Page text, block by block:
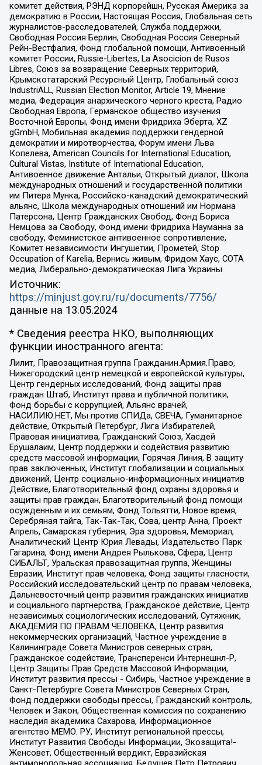
комитет действия, РЭНД корпорейшн, Русская Америка за
демократию в России, Настоящая Россия, Глобальная сеть
журналистов-расследователей, Служба поддержки,
Свободная Россия Берлин, Свободная Россия Северный
Рейн-Вестфалия, Фонд глобальной помощи, Антивоенный
комитет России, Russie-Libertes, La Asocicion de Rusos
Libres, Союз за возвращение Северных территорий,
Крымскотатарский Ресурсный Центр, Глобальный союз
IndustriALL, Russian Election Monitor, Article 19, Мнение
медиа, Федерация анархического черного креста, Радио
Свободная Европа, Германское общество изучения
Восточной Европы, Фонд имени Фридриха Эберта, XZ
gGmbH, Мобильная академия поддержки гендерной
демократии и миротворчества, Форум имени Льва
Копелева, American Councils for International Education,
Cultural Vistas, Institute of International Education,
Антивоенное движение Антальи, Открытый диалог, Школа
международных отношений и государственной политики
им Питера Мунка, Российско-канадский демократический
альянс, Школа международных отношений им Нормана
Патерсона, Центр Гражданских Свобод, Фонд Бориса
Немцова за Свободу, Фонд имени Фридриха Науманна за
свободу, Феминистское антивоенное сопротивление,
Комитет независимости Ингушетии, Прометей, Stop
Occupation of Karelia, Вернись живым, Фридом Хаус, СОТА
медиа, Либерально-демократическая Лига Украины
Источник:
https://minjust.gov.ru/ru/documents/7756/
данные на 13.05.2024
* Сведения реестра НКО, выполняющих
функции иностранного агента:
Лилит, Правозащитная группа Гражданин.Армия.Право,
Нижегородский центр немецкой и европейской культуры,
Центр гендерных исследований, Фонд защиты прав
граждан Штаб, Институт права и публичной политики,
Фонд борьбы с коррупцией, Альянс врачей,
НАСИЛИЮ.НЕТ, Мы против СПИДа, СВЕЧА, Гуманитарное
действие, Открытый Петербург, Лига Избирателей,
Правовая инициатива, Гражданский Союз, Хасдей
Ерушалаим, Центр поддержки и содействия развитию
средств массовой информации, Горячая Линия, В защиту
прав заключенных, Институт глобализации и социальных
движений, Центр социально-информационных инициатив
Действие, Благотворительный фонд охраны здоровья и
защиты прав граждан, Благотворительный фонд помощи
осужденным и их семьям, Фонд Тольятти, Новое время,
Серебряная тайга, Так-Так-Так, Сова, центр Анна, Проект
Апрель, Самарская губерния, Эра здоровья, Мемориал,
Аналитический Центр Юрия Левады, Издательство Парк
Гагарина, Фонд имени Андрея Рылькова, Сфера, Центр
СИБАЛЬТ, Уральская правозащитная группа, Женщины
Евразии, Институт прав человека, Фонд защиты гласности,
Российский исследовательский центр по правам человека,
Дальневосточный центр развития гражданских инициатив
и социального партнерства, Гражданское действие, Центр
независимых социологических исследований, Сутяжник,
АКАДЕМИЯ ПО ПРАВАМ ЧЕЛОВЕКА, Центр развития
некоммерческих организаций, Частное учреждение в
Калининграде Совета Министров северных стран,
Гражданское содействие, Трансперенси Интернешнл-Р,
Центр Защиты Прав Средств Массовой Информации,
Институт развития прессы - Сибирь, Частное учреждение в
Санкт-Петербурге Совета Министров Северных Стран,
Фонд поддержки свободы прессы, Гражданский контроль,
Человек и Закон, Общественная комиссия по сохранению
наследия академика Сахарова, Информационное
агентство МЕМО. РУ, Институт региональной прессы,
Институт Развития Свободы Информации, Экозащита!-
Женсовет, Общественный вердикт, Евразийская